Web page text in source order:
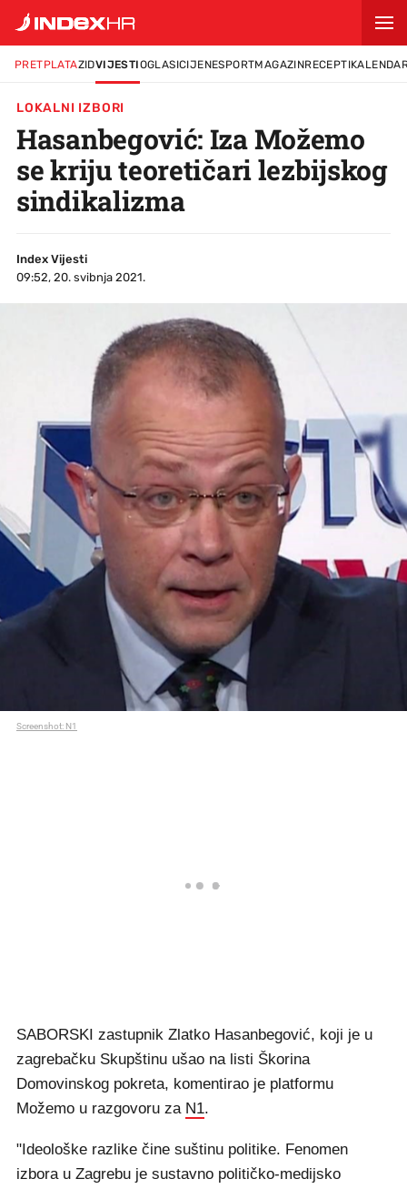
PRETPLATAZIDVIJESTIOGLASICIJENESPORTMAGAZINRECEPTI
LOKALNI IZBORI
Hasanbegović: Iza Možemo
se kriju teoretičari lezbijskog
sindikalizma
Index Vijesti
09:52, 20. svibnja 2021.
Screenshot: N1
SABORSKI zastupnik Zlatko Hasanbegović, koji je u
zagrebačku Skupštinu ušao na listi Škorina
Domovinskog pokreta, komentirao je platformu
Možemo u razgovoru za N1.
"Ideološke razlike čine suštinu politike. Fenomen
izbora u Zagrebu je sustavno političko-medijsko